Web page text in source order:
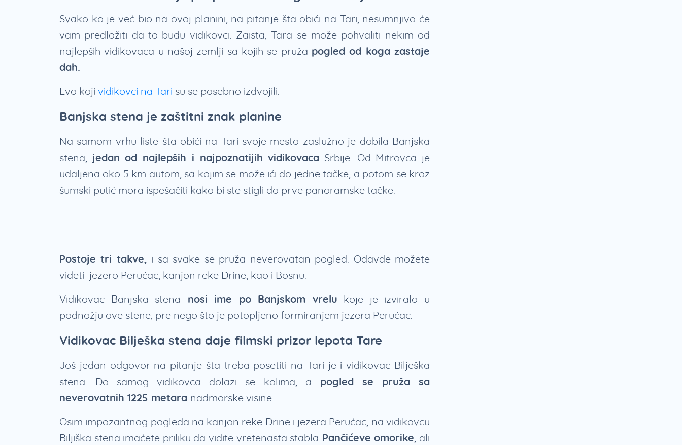
Svako ko je već bio na ovoj planini, na pitanje šta obići na Tari, nesumnjivo će
vam predložiti da to budu vidikovci. Zaista, Tara se može pohvaliti nekim od
najlepših vidikovaca u našoj zemlji sa kojih se pruža pogled od koga zastaje
dah.
Evo koji vidikovci na Tari su se posebno izdvojili.
Banjska stena je zaštitni znak planine
Na samom vrhu liste šta obići na Tari svoje mesto zaslužno je dobila Banjska
stena, jedan od najlepših i najpoznatijih vidikovaca Srbije. Od Mitrovca je
udaljena oko 5 km autom, sa kojim se može ići do jedne tačke, a potom se kroz
šumski putić mora ispešačiti kako bi ste stigli do prve panoramske tačke.
Postoje tri takve, i sa svake se pruža neverovatan pogled. Odavde možete
videti jezero Perućac, kanjon reke Drine, kao i Bosnu.
Vidikovac Banjska stena nosi ime po Banjskom vrelu koje je izviralo u
podnožju ove stene, pre nego što je potopljeno formiranjem jezera Perućac.
Vidikovac Bilješka stena daje filmski prizor lepota Tare
Još jedan odgovor na pitanje šta treba posetiti na Tari je i vidikovac Bilješka
stena. Do samog vidikovca dolazi se kolima, a pogled se pruža sa
neverovatnih 1225 metara nadmorske visine.
Osim impozantnog pogleda na kanjon reke Drine i jezera Perućac, na vidikovcu
Biljiška stena imaćete priliku da vidite vretenasta stabla Pančićeve omorike, ali